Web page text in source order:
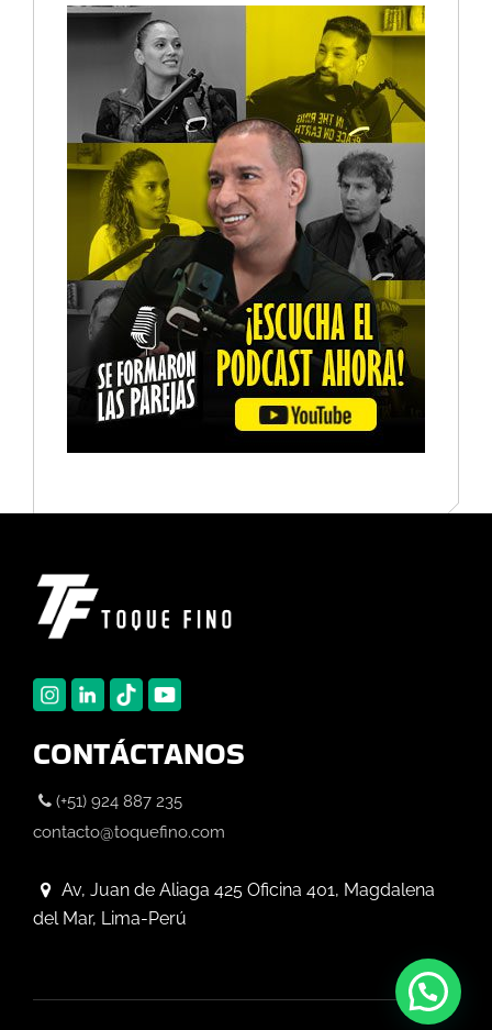
CONTÁCTANOS
(+51) 924 887 235
contacto@toquefino.com
Av, Juan de Aliaga 425 Oficina 401, Magdalena
del Mar, Lima-Perú